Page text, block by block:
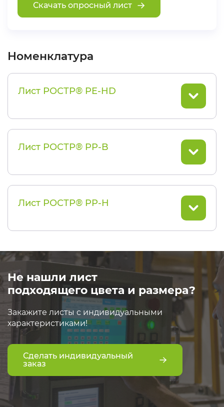
Скачать опросный лист
Номенклатура
Лист РОСТР® PE-HD
Лист РОСТР® PP-B
Лист РОСТР® PP-H
Не нашли лист
подходящего цвета и размера?
Закажите листы с индивидуальными
характеристиками!
Сделать индивидуальный
заказ